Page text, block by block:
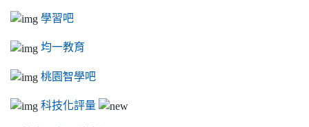
學習吧
均一教育
桃園智學吧
科技化評量